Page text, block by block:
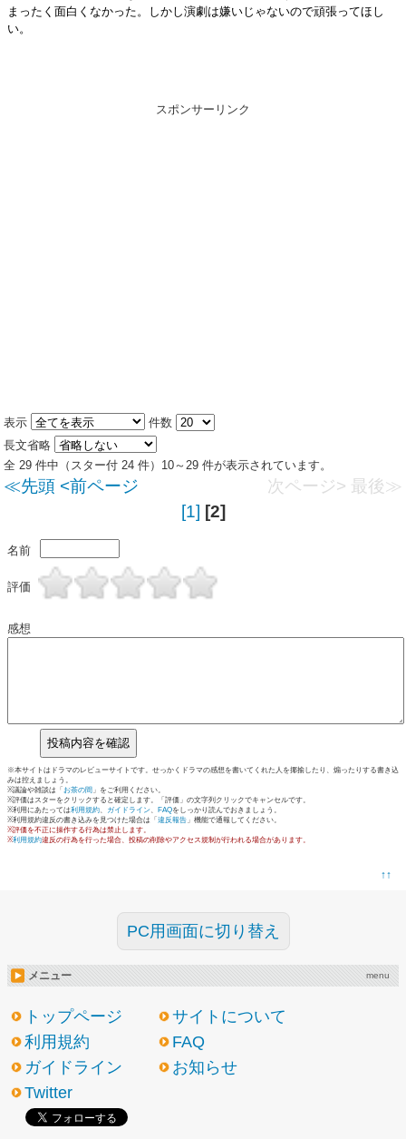
まったく面白くなかった。しかし演劇は嫌いじゃないので頑張ってほし
い。
スポンサーリンク
表示
件数
長文省略
全 29 件中（スター付 24 件）10～29 件が表示されています。
≪先頭 <前ページ 次ページ> 最後≫
[1] [2]
名前
評価
感想
※本サイトはドラマのレビューサイトです。せっかくドラマの感想を書いてくれた人を揶揄したり、煽ったりする書き込
みは控えましょう。
※議論や雑談は「 お茶の間 」をご利用ください。
※評価はスターをクリックすると確定します。「評価」の文字列クリックでキャンセルです。
※利用にあたっては利用規約、 ガイドライン、 FAQをしっかり読んでおきましょう。
※利用規約違反の書き込みを見つけた場合は「 違反報告 」機能で通報してください。
※評価を不正に操作する行為は禁止します。
※利用規約違反の行為を行った場合、投稿の削除やアクセス規制が行われる場合があります。
↑↑
PC用画面に切り替え
メニュー menu
トップページ
サイトについて
利用規約
FAQ
ガイドライン
お知らせ
Twitter